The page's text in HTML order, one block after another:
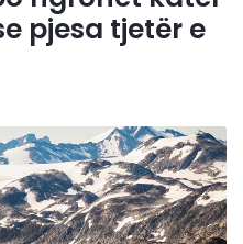
pjesa tjetër e